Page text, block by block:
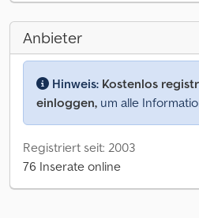
Anbieter
Hinweis: Kostenlos
einloggen, um alle
Registriert seit: 2003
76 Inserate online